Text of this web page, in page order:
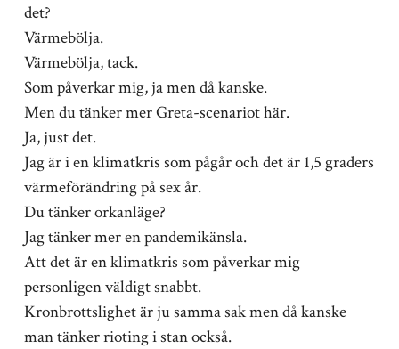
det?
Värmebölja.
Värmebölja, tack.
Som påverkar mig, ja men då kanske.
Men du tänker mer Greta-scenariot här.
Ja, just det.
Jag är i en klimatkris som pågår och det är 1,5 graders
värmeförändring på sex år.
Du tänker orkanläge?
Jag tänker mer en pandemikänsla.
Att det är en klimatkris som påverkar mig
personligen väldigt snabbt.
Kronbrottslighet är ju samma sak men då kanske
man tänker rioting i stan också.